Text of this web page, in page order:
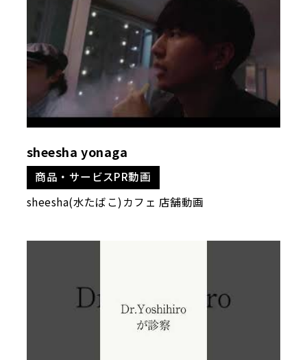
sheesha yonaga
商品・サービスPR動画
sheesha(水たばこ)カフェ 店舗動画